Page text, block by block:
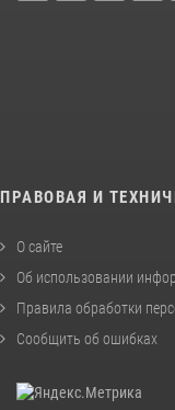
ПРАВОВАЯ И
О сайте
Об использовании
Правила обработки
Сообщить об ошибках